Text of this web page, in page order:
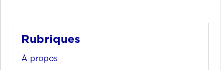
Rubriques
À propos